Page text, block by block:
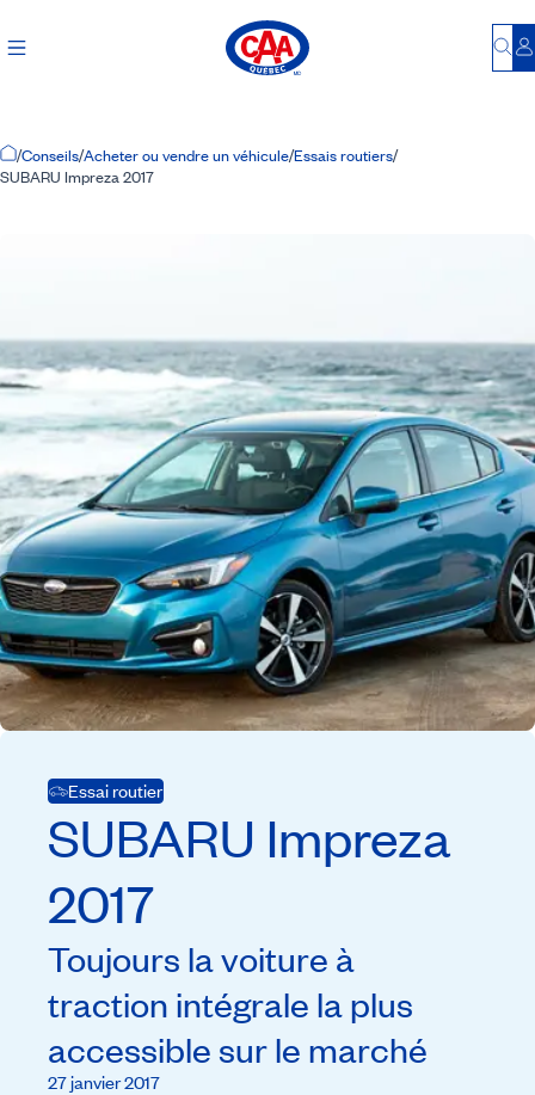
Accueil
/Conseils/Acheter ou vendre un véhicule/Essais routiers/
SUBARU Impreza 2017
Essai routier
SUBARU Impreza
2017
Toujours la voiture à
traction intégrale la plus
accessible sur le marché
27 janvier 2017